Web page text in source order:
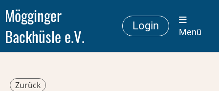
Mögginger
Backhüsle e.V.
Login
Menü
Zurück